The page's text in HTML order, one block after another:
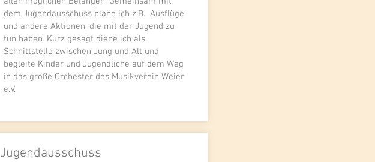
dem Jugendausschuss plane ich z.B. Ausflüge
und andere Aktionen, die mit der Jugend zu
tun haben. Kurz gesagt diene ich als
Schnittstelle zwischen Jung und Alt und
begleite Kinder und Jugendliche auf dem Weg
in das große Orchester des Musikverein Weier
e.V.
Jugendausschuss